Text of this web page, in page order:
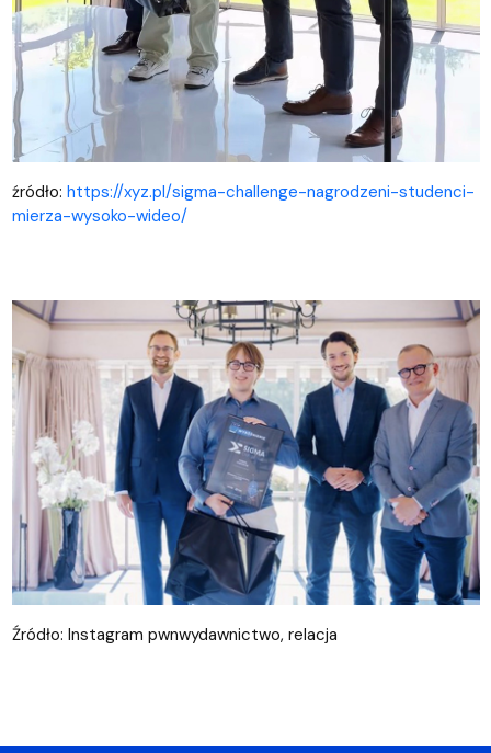
źródło: https://xyz.pl/sigma-challenge-nagrodzeni-studenci-
mierza-wysoko-wideo/
Źródło: Instagram pwnwydawnictwo, relacja